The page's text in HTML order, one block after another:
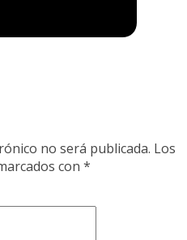
no será publicada. Los
con *